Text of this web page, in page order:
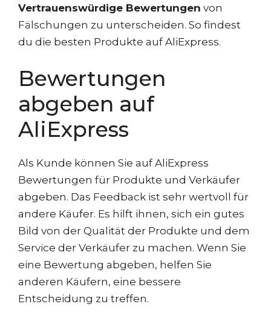
Vertrauenswürdige Bewertungen von
Fälschungen zu unterscheiden. So findest
du die besten Produkte auf AliExpress.
Bewertungen
abgeben auf
AliExpress
Als Kunde können Sie auf AliExpress
Bewertungen für Produkte und Verkäufer
abgeben. Das Feedback ist sehr wertvoll für
andere Käufer. Es hilft ihnen, sich ein gutes
Bild von der Qualität der Produkte und dem
Service der Verkäufer zu machen. Wenn Sie
eine Bewertung abgeben, helfen Sie
anderen Käufern, eine bessere
Entscheidung zu treffen.